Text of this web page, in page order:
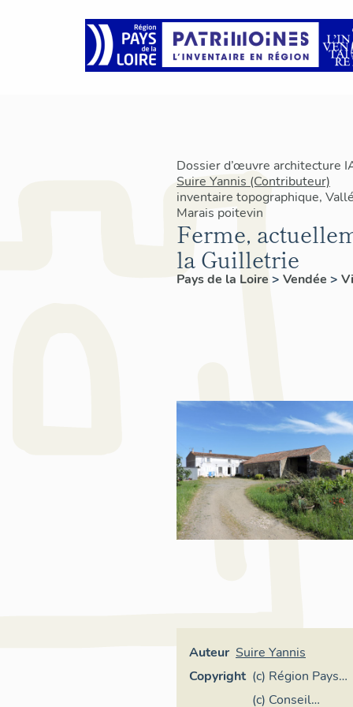
Dossier d’œuvre architecture
Suire Yannis (Contributeur)
inventaire topographique,
Marais poitevin
Ferme,
la Guilletrie
Pays de la Loire > Vendée >
Auteur Suire Yannis
Copyright (c) Région Pays
de la Loire -
(c) Conseil